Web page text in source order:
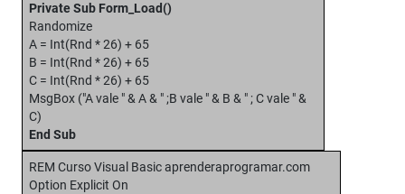
Private Sub Form_Load()
Randomize
A = Int(Rnd * 26) + 65
B = Int(Rnd * 26) + 65
C = Int(Rnd * 26) + 65
MsgBox ("A vale " & A & " ;B vale " & B & " ; C vale " &
C)
End Sub
REM Curso Visual Basic aprenderaprogramar.com
Option Explicit On